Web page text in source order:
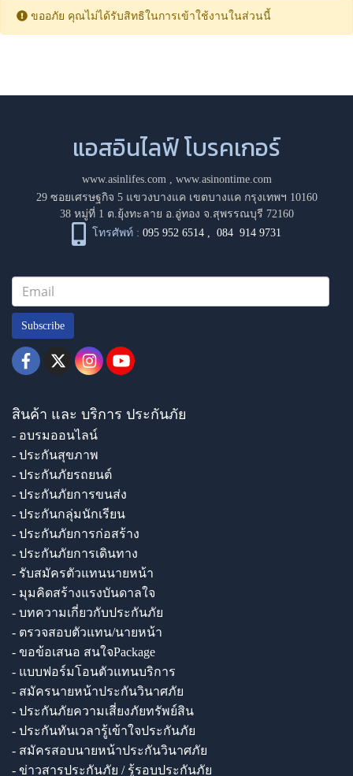
ขออภัย คุณไม่ได้รับสิทธิในการเข้าใช้งานในส่วนนี้
แอสอินไลฟ์ โบรคเกอร์
www.asinlifes.com, www.asinontime.com
29 ซอยเศรษฐกิจ 5 แขวงบางแค เขตบางแค กรุงเทพฯ 10160
38 หมู่ที่ 1 ต.ยุ้งทะลาย อ.อู่ทอง จ.สุพรรณบุรี 72160
โทรศัพท์ : 095 952 6514 ,084 914 9731
Subscribe
สินค้า และ บริการ ประกันภัย
- อบรมออนไลน์
- ประกันสุขภาพ
- ประกันภัยรถยนต์
- ประกันภัยการขนส่ง
- ประกันกลุ่มนักเรียน
- ประกันภัยการก่อสร้าง
- ประกันภัยการเดินทาง
- รับสมัครตัวแทนนายหน้า
- มุมคิดสร้างแรงบันดาลใจ
- บทความเกี่ยวกับประกันภัย
- ตรวจสอบตัวแทน/นายหน้า
- ขอข้อเสนอ สนใจPackage
- แบบฟอร์มโอนตัวแทนบริการ
- สมัครนายหน้าประกันวินาศภัย
- ประกันภัยความเสี่ยงภัยทรัพย์สิน
- ประกันทันเวลารู้เข้าใจประกันภัย
- สมัครสอบนายหน้าประกันวินาศภัย
- ข่าวสารประกันภัย / รู้รอบประกันภัย